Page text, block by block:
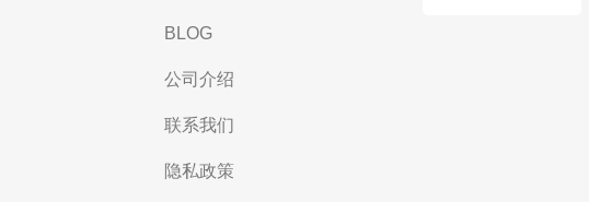
BLOG
公司介绍
联系我们
隐私政策